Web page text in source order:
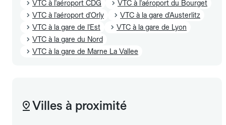
VTC à l'aéroport CDG
VTC à l'aéroport du Bourget
VTC à l'aéroport d'Orly
VTC à la gare d'Austerlitz
VTC à la gare de l'Est
VTC à la gare de Lyon
VTC à la gare du Nord
VTC à la gare de Marne La Vallee
Villes à proximité